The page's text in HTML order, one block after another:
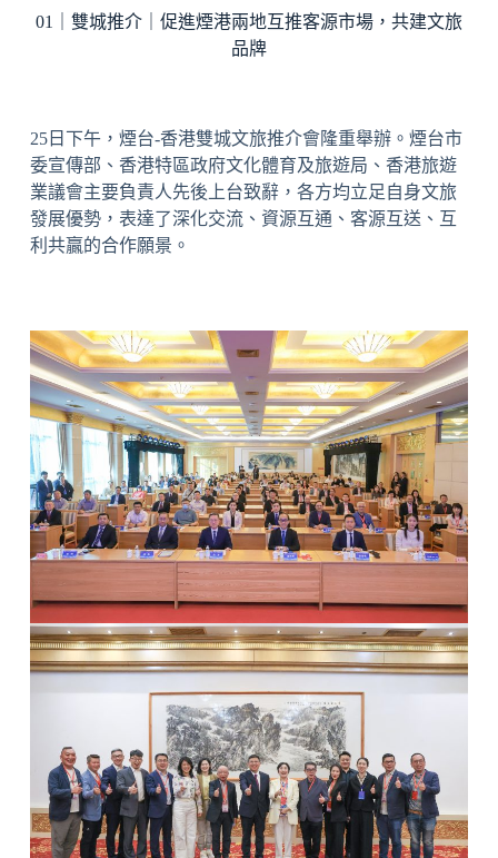
01｜雙城推介｜促進煙港兩地互推客源市場，共建文旅
品牌
25日下午，煙台-香港雙城文旅推介會隆重舉辦。煙台市
委宣傳部、香港特區政府文化體育及旅遊局、香港旅遊
業議會主要負責人先後上台致辭，各方均立足自身文旅
發展優勢，表達了深化交流、資源互通、客源互送、互
利共贏的合作願景。